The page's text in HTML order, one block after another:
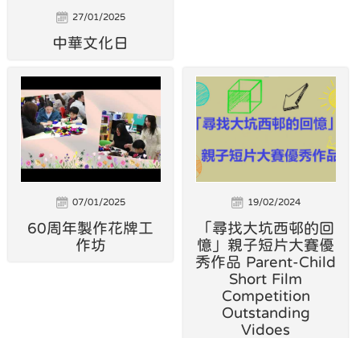
27/01/2025
中華文化日
07/01/2025
60周年製作花牌工
作坊
19/02/2024
「尋找大坑西邨的回
憶」親子短片大賽優
秀作品 Parent-Child
Short Film
Competition
Outstanding
Vidoes